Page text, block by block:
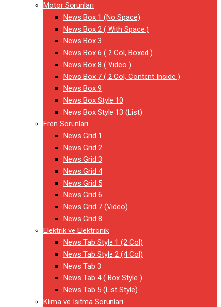
Motor Sorunları
News Box 1 (No Space)
News Box 2 ( With Space )
News Box 3
News Box 6 ( 2 Col, Boxed )
News Box 8 ( Video )
News Box 7 ( 2 Col, Content Inside )
News Box 9
News Box Style 10
News Box Style 13 (List)
Fren Sorunları
News Grid 1
News Grid 2
News Grid 3
News Grid 4
News Grid 5
News Grid 6
News Grid 7 (Video)
News Grid 8
Elektrik ve Elektronik
News Tab Style 1 (2 Col)
News Tab Style 2 (4 Col)
News Tab 3
News Tab 4 ( Box Style )
News Tab 5 (List Style)
Klima ve Isıtma Sorunları